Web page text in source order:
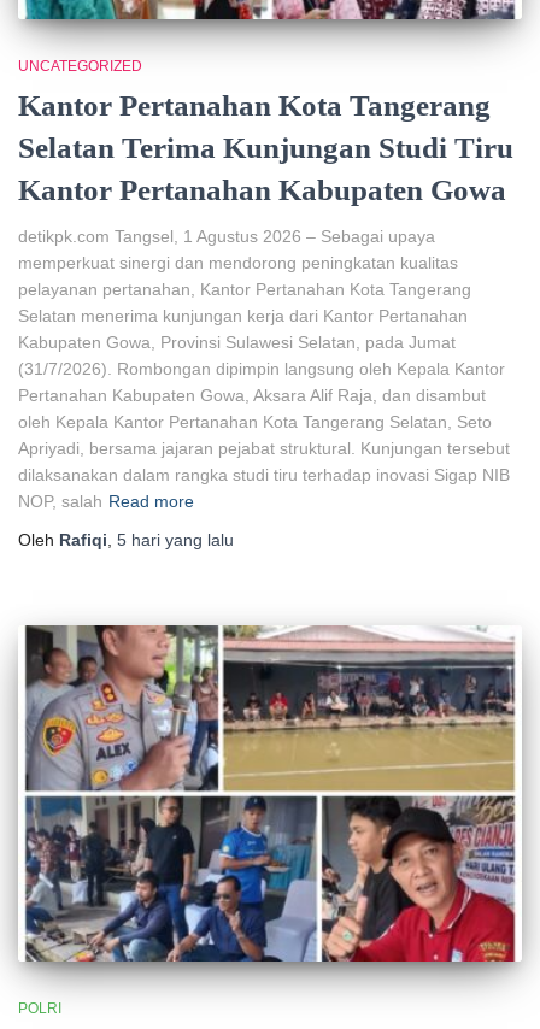
UNCATEGORIZED
Kantor Pertanahan Kota Tangerang
Selatan Terima Kunjungan Studi Tiru
Kantor Pertanahan Kabupaten Gowa
detikpk.com Tangsel, 1 Agustus 2026 – Sebagai upaya
memperkuat sinergi dan mendorong peningkatan kualitas
pelayanan pertanahan, Kantor Pertanahan Kota Tangerang
Selatan menerima kunjungan kerja dari Kantor Pertanahan
Kabupaten Gowa, Provinsi Sulawesi Selatan, pada Jumat
(31/7/2026). Rombongan dipimpin langsung oleh Kepala Kantor
Pertanahan Kabupaten Gowa, Aksara Alif Raja, dan disambut
oleh Kepala Kantor Pertanahan Kota Tangerang Selatan, Seto
Apriyadi, bersama jajaran pejabat struktural. Kunjungan tersebut
dilaksanakan dalam rangka studi tiru terhadap inovasi Sigap NIB
NOP, salah Read more
Oleh Rafiqi, 5 hari yang lalu
POLRI